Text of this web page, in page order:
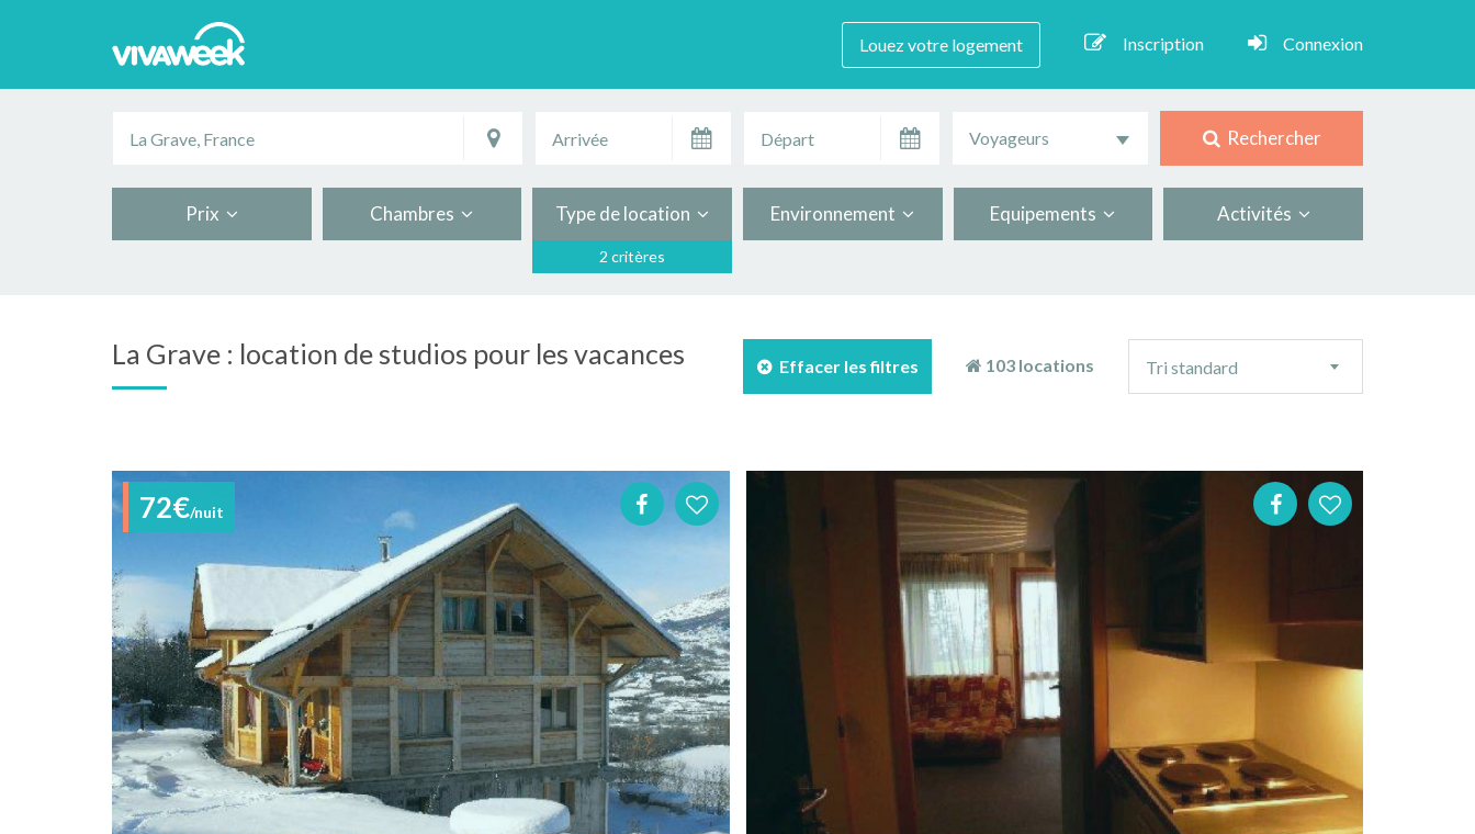
Louez votre logement Inscription Connexion
Voyageurs Rechercher
Prix Chambres Type de location
2 critères
Environnement Equipements Activités
La Grave : location de studios pour les vacances Effacer les filtres 103 locations
tri
Tri standard
72€/nuit